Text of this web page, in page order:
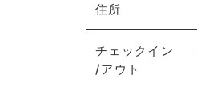
住所
チェックイン
/アウト